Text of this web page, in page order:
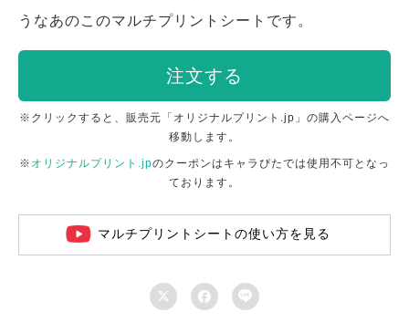
うなあのこのマルチプリントシートです。
注文する
※クリックすると、販売元「オリジナルプリント.jp」の購入ページへ
移動します。
※ オリジナルプリント.jpのクーポンはキャラぴたでは使用不可となっ
ております。
マルチプリントシートの使い方を見る
  